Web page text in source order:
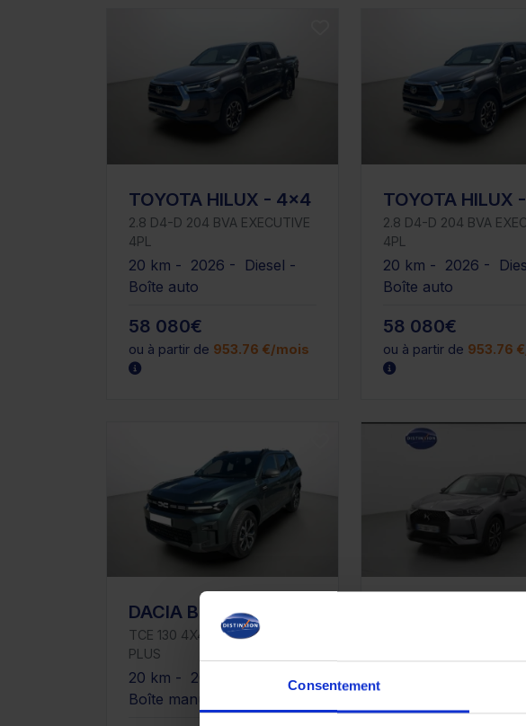
Consentement
TOYOTA HILUX - 4x4
2.8 D4-D 204 BVA EXECUTIVE
4PL
20 km - 2026 - Diesel -
Boîte auto
58 080€
ou à partir de 953.76 €/mois
TOYOTA HILUX
2.8 D4-D 204 BVA
4PL
20 km - 2026 -
Boîte auto
58 080€
ou à partir de 953.76
DACIA BIGSTER
TCE 130 4X4 EXPRESSION
PLUS
20 km - 2025 - Essence -
Boîte manuelle
25733 km - 2024 -